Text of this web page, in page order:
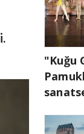
"Kuğu